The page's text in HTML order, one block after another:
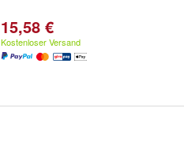
15,58 €
Kostenloser Versand